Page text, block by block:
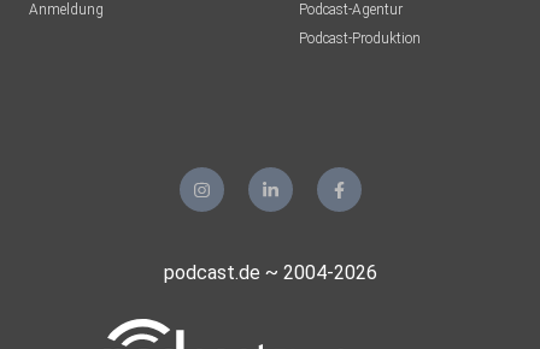
Anmeldung
Podcast-Agentur
Podcast-Produktion
podcast.de ~ 2004-2026